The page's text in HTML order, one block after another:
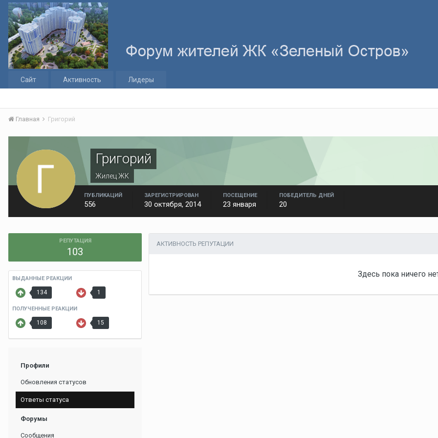
Сайт Активность Лидеры
Главная Григорий
Григорий
Жилец ЖК
ПУБЛИКАЦИЙ
556
ЗАРЕГИСТРИРОВАН
30 октября, 2014
ПОСЕЩЕНИЕ
23 января
ПОБЕДИТЕЛЬ ДНЕЙ
20
РЕПУТАЦИЯ
103
ВЫДАННЫЕ РЕАКЦИИ
134 1
ПОЛУЧЕННЫЕ РЕАКЦИИ
108 15
Профили
Обновления статусов
Ответы статуса
Форумы
Сообщения
АКТИВНОСТЬ РЕПУТАЦИИ
Здесь пока ничего